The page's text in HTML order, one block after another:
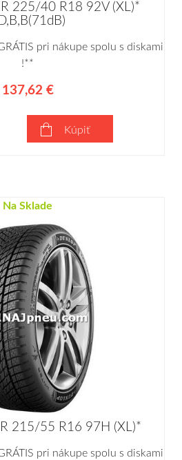
225/40 R18 92V (XL)*
pri nákupe spolu s diskami
!**
137,62 €
Kúpiť
Na Sklade
215/55 R16 97H (XL)*
pri nákupe spolu s diskami